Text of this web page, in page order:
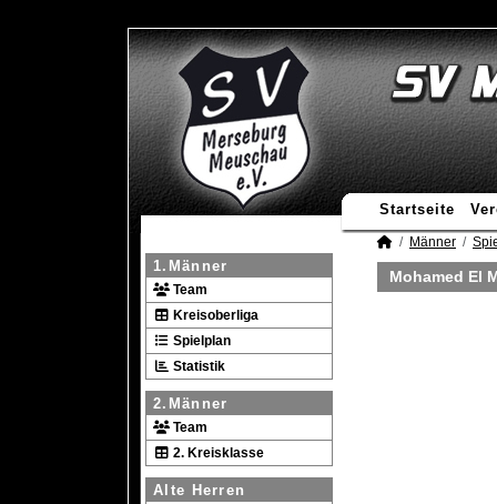
Startseite
1.Männer
Team
Kreisoberliga
Spielplan
Statistik
2.Männer
Team
2. Kreisklasse
Alte Herren
Männer
Mohamed El